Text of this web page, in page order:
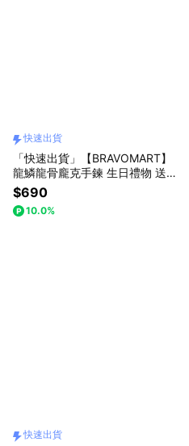
快速出貨
「快速出貨」【BRAVOMART】
龍鱗龍骨龐克手鍊 生日禮物 送
禮推薦 男生禮物 巨蟹座 禮物獨
家 新品上市 送給男生 情侶禮物
客製化刻字 獅子座
$690
10.0%
快速出貨